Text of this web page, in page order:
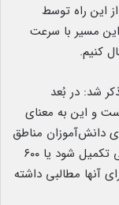
این راه توسط
مسیر با سرعت
کنیم.
شد: در بُعد
و این به معنای
دانش‌آموزان مناطق
مرزی معلم ثابت داشته باشیم تا عدالت آموزشی تکمیل شود یا ۶۰۰
آنها مطالبی داشته